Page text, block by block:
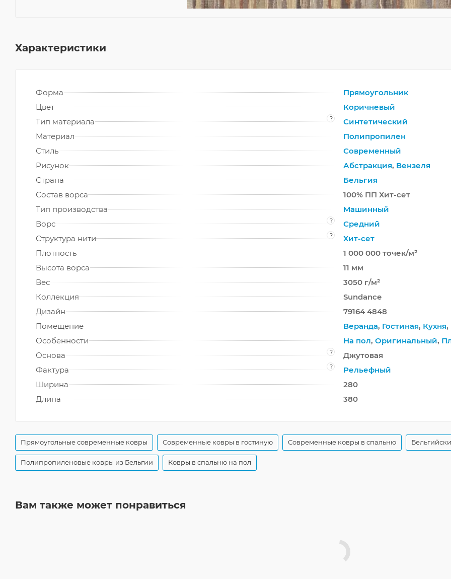
Характеристики
Форма
Прямоугольник
Цвет
Коричневый
Тип материала
?
Синтетический
Материал
Полипропилен
Стиль
Современный
Рисунок
Абстракция, Вензеля
Страна
Бельгия
Состав ворса
100% ПП Хит-сет
Тип производства
Машинный
Ворс
?
Средний
Структура нити
?
Хит-сет
Плотность
1 000 000 точек/м²
Высота ворса
11 мм
Вес
3050 г/м²
Коллекция
Sundance
Дизайн
79164 4848
Помещение
Веранда, Гостиная, Кухня,
Особенности
На пол, Оригинальный,
Основа
?
Джутовая
Фактура
?
Рельефный
Ширина
280
Длина
380
Прямоугольные современные ковры Современные ковры в гостиную Современные ковры в спальню
Полипропиленовые ковры из Бельгии Ковры в спальню на пол
Вам также может понравиться